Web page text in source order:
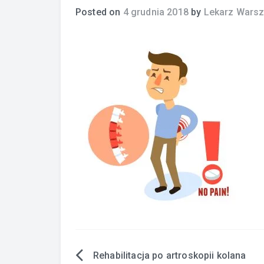
Posted on 4 grudnia 2018by Lekarz
Rehabilitacja po artroskopii kolana